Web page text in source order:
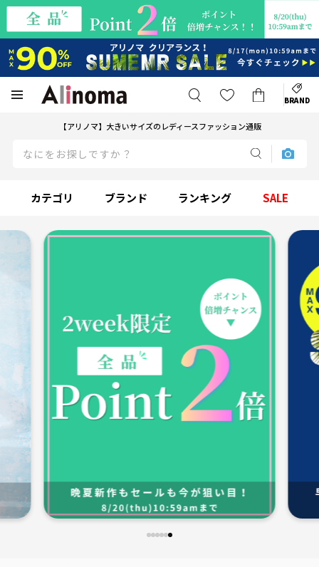
BRAND
【アリノマ】大きいサイズのレディースファッション通販
カテゴリ ブランド ランキング SALE